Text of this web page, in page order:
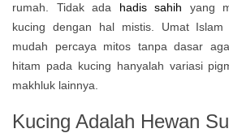
rumah. Tidak ada hadis sahih yang
kucing dengan hal mistis. Umat
mudah percaya mitos tanpa dasar
hitam pada kucing hanyalah variasi
makhluk lainnya.
Kucing Adalah Hewan